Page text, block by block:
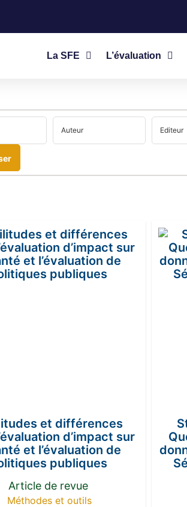
La SFE L’évaluation
et différences
d’impact sur
et l’évaluation de
publiques
Article de revue
Méthodes et outils